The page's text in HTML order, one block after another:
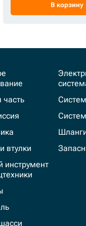
В корзину
часть
втулки
инструмент